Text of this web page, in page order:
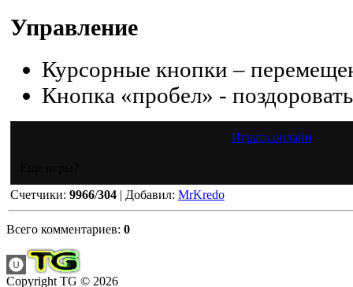
Управление
Курсорные кнопки –
Кнопка «пробел» -
Играть онлайн
Счетчики: 9966/304 | Добавил: MrKredo
Всего комментариев: 0
Copyright TG © 2026